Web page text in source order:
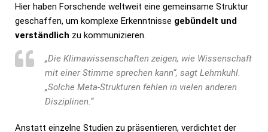
Hier haben Forschende weltweit eine gemeinsame Struktur
geschaffen, um komplexe Erkenntnisse gebündelt und
verständlich zu kommunizieren.
„Die Klimawissenschaften zeigen, wie Wissenschaft
mit einer Stimme sprechen kann“, sagt Lehmkuhl.
„Solche Meta-Strukturen fehlen in vielen anderen
Disziplinen.“
Anstatt einzelne Studien zu präsentieren, verdichtet der